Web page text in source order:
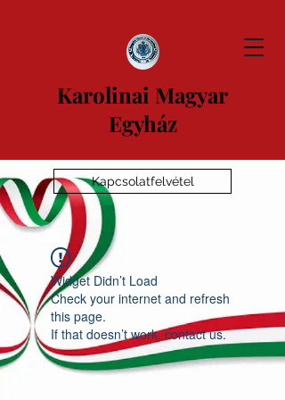
Karolinai Magyar
Egyház
Kapcsolatfelvétel
Widget Didn’t Load
Check your internet and refresh
this page.
If that doesn’t work, contact us.